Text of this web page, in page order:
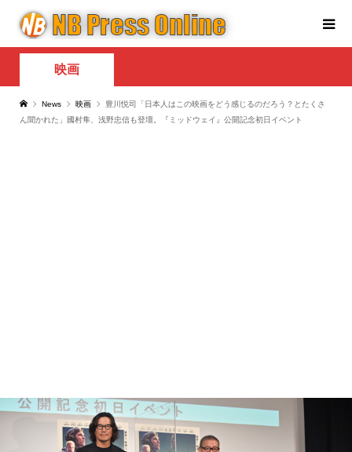
映画
News 映画
豊川悦司「日本人はこの映画をどう感じるのだろう？とたくさ
ん聞かれた」國村隼、浅野忠信も登壇。『ミッドウェイ』公開記念初日イベント